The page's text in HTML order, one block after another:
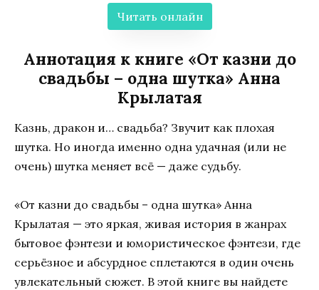
Читать онлайн
Аннотация к книге «От казни до
свадьбы – одна шутка» Анна
Крылатая
Казнь, дракон и… свадьба? Звучит как плохая
шутка. Но иногда именно одна удачная (или не
очень) шутка меняет всё — даже судьбу.
«От казни до свадьбы – одна шутка» Анна
Крылатая — это яркая, живая история в жанрах
бытовое фэнтези и юмористическое фэнтези, где
серьёзное и абсурдное сплетаются в один очень
увлекательный сюжет. В этой книге вы найдете